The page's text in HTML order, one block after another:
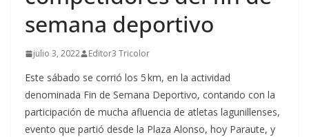
semana deportivo
julio 3, 2022 Editor3 Tricolor
Este sábado se corrió los 5 km, en la actividad
denominada Fin de Semana Deportivo, contando con la
participación de mucha afluencia de atletas lagunillenses,
evento que partió desde la Plaza Alonso, hoy Paraute, y